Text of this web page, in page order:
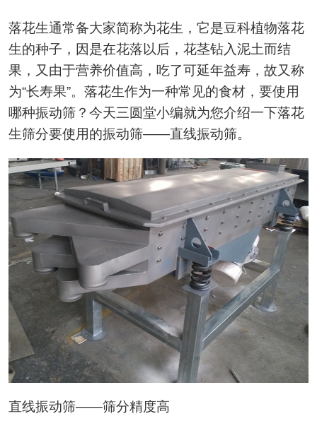
落花生通常备大家简称为花生，它是豆科植物落花
生的种子，因是在花落以后，花茎钻入泥土而结
果，又由于营养价值高，吃了可延年益寿，故又称
为“长寿果”。落花生作为一种常见的食材，要使用
哪种振动筛？今天三圆堂小编就为您介绍一下落花
生筛分要使用的振动筛——直线振动筛。
直线振动筛——筛分精度高